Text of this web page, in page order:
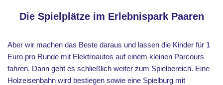
Die Spielplätze im Erlebnispark Paaren
Aber wir machen das Beste daraus und lassen die Kinder für 1
Euro pro Runde mit Elektroautos auf einem kleinen Parcours
fahren. Dann geht es schließlich weiter zum Spielbereich. Eine
Holzeisenbahn wird bestiegen sowie eine Spielburg mit